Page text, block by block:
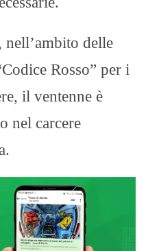
delle
Rosso” per i
il ventenne è
nel carcere